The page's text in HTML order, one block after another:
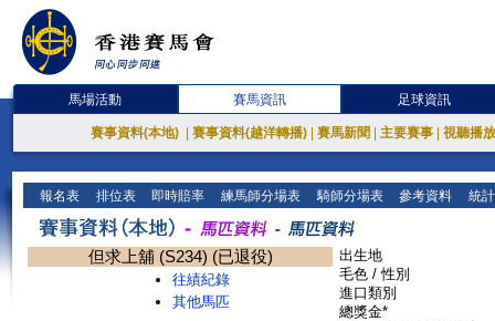
馬場活動 賽馬資訊 足球資訊
賽事資料(本地) 賽事資料(越洋轉播) 賽馬新聞 主要賽事 視聽播
報名表 排位表 即時賠率 練馬師分場表 騎師分場表 參考資料 統
但求上舖 (S234) (已退役)
往績紀錄
其他馬匹
出生地
毛色 / 性別
進口類別
總獎金*